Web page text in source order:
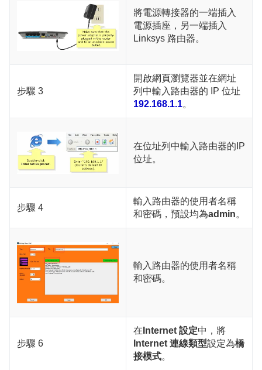
將電源轉接器的一端插入
電源插座，另一端插入
Linksys 路由器。
步驟 3
開啟網頁瀏覽器並在網址
列中輸入路由器的 IP 位址
192.168.1.1。
在位址列中輸入路由器的IP
位址。
步驟 4
輸入路由器的使用者名稱
和密碼，預設均為admin。
輸入路由器的使用者名稱
和密碼。
步驟 6
在 Internet 設定中，將
Internet 連線類型設定為橋
接模式。